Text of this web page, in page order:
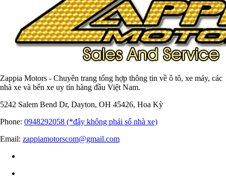
Zappia Motors - Chuyên trang tổng hợp thông tin về ô tô, xe máy, các
nhà xe và bến xe uy tín hàng đầu Việt Nam.
5242 Salem Bend Dr, Dayton, OH 45426, Hoa Kỳ
Phone: 0948292058 (*đây không phải số nhà xe)
Email: zappiamotorscom@gmail.com